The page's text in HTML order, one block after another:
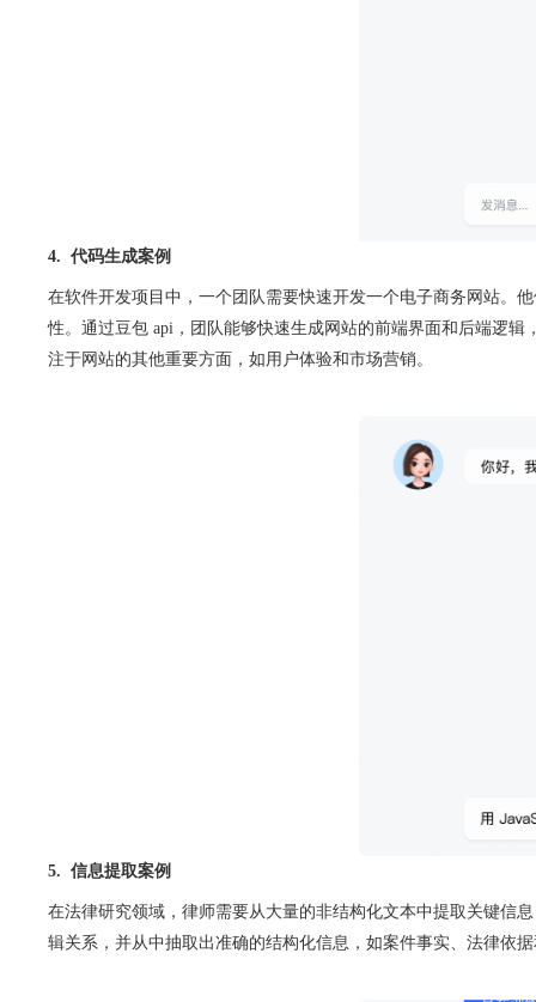
4.  代码生成案例
在软件开发项目中，一个团队需要快速开发一个电子商务网站。
性。通过豆包 api，团队能够快速生成网站的前端界面和后端逻
注于网站的其他重要方面，如用户体验和市场营销。
5. 信息提取案例
在法律研究领域，律师需要从大量的非结构化文本中提取关键信
辑关系，并从中抽取出准确的结构化信息，如案件事实、法律依